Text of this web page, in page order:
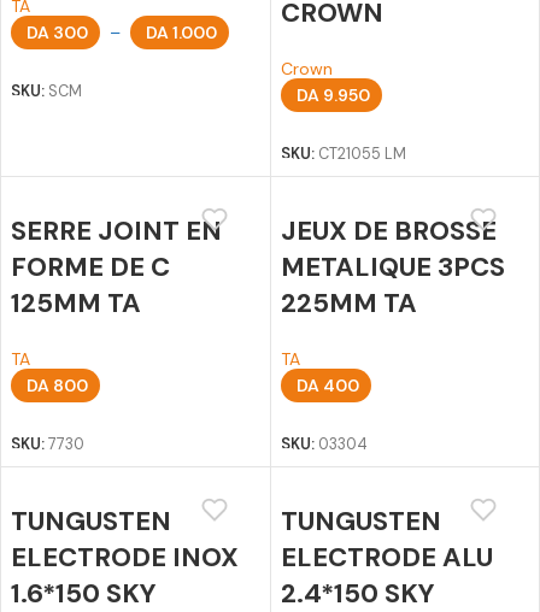
TA
DA 300 – DA1.000
SKU: SCM
CROWN
Crown
DA9.950
SKU: CT21055 LM
SERRE JOINT EN
FORME DE C
125MM TA
TA
DA 800
SKU:7730
JEUX DE BROSSE
METALIQUE 3PCS
225MM TA
TA
DA400
SKU: 03304
TUNGUSTEN
ELECTRODE INOX
1.6*150 SKY
TUNGUSTEN
ELECTRODE ALU
2.4*150 SKY